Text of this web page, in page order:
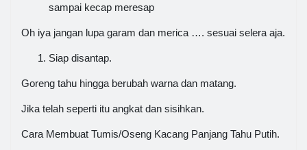
sampai kecap meresap
Oh iya jangan lupa garam dan merica …. sesuai selera aja.
Siap disantap.
Goreng tahu hingga berubah warna dan matang.
Jika telah seperti itu angkat dan sisihkan.
Cara Membuat Tumis/Oseng Kacang Panjang Tahu Putih.